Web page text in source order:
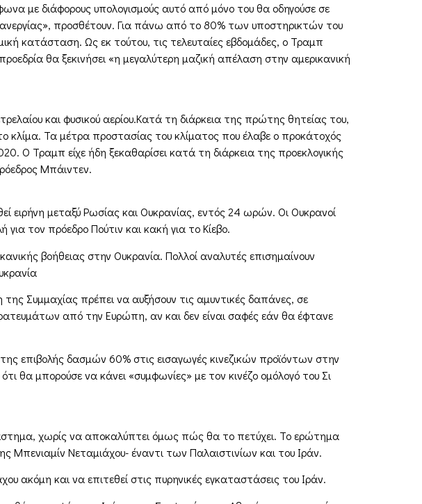
με διάφορους υπολογισμούς αυτό από μόνο του θα οδηγούσε σε
προσθέτουν. Για πάνω από το 80% των υποστηρικτών του
κατάσταση. Ως εκ τούτου, τις τελευταίες εβδομάδες, ο Τραμπ
θα ξεκινήσει «η μεγαλύτερη μαζική απέλαση στην αμερικανική
και φυσικού αερίου.Κατά τη διάρκεια της πρώτης θητείας του,
Τα μέτρα προστασίας του κλίματος που έλαβε ο προκάτοχός
Τραμπ είχε ήδη ξεκαθαρίσει κατά τη διάρκεια της προεκλογικής
Μπάιντεν.
ειρήνη μεταξύ Ρωσίας και Ουκρανίας, εντός 24 ωρών. Οι Ουκρανοί
τον πρόεδρο Πούτιν και κακή για το Κίεβο.
βοήθειας στην Ουκρανία. Πολλοί αναλυτές επισημαίνουν
Συμμαχίας πρέπει να αυξήσουν τις αμυντικές δαπάνες, σε
από την Ευρώπη, αν και δεν είναι σαφές εάν θα έφτανε
επιβολής δασμών 60% στις εισαγωγές κινεζικών προϊόντων στην
θα μπορούσε να κάνει «συμφωνίες» με τον κινέζο ομόλογό του Σι
χωρίς να αποκαλύπτει όμως πώς θα το πετύχει. Το ερώτημα
Μπενιαμίν Νεταμιάχου- έναντι των Παλαιστινίων και του Ιράν.
ακόμη και να επιτεθεί στις πυρηνικές εγκαταστάσεις του Ιράν.